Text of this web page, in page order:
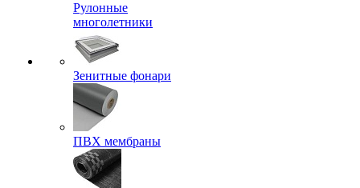
Рулонные
многолетники
Зенитные фонари
ПВХ мембраны